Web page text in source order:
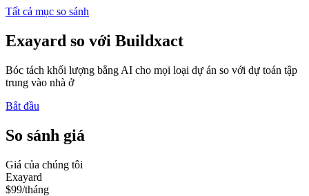
Tất cả mục so sánh
Exayard so với Buildxact
Bóc tách khối lượng bằng AI cho mọi loại dự án so với dự toán tập
trung vào nhà ở
Bắt đầu
So sánh giá
Giá của chúng tôi
Exayard
$99/tháng